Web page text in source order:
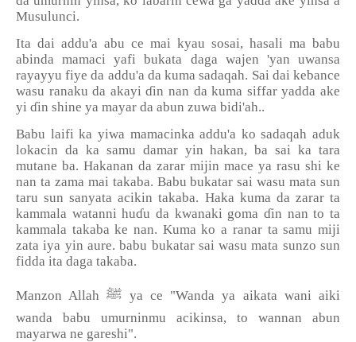
Musulunci.
Ita dai addu'a abu ce mai kyau sosai, hasali ma babu
abinda mamaci yafi bukata daga wajen 'yan uwansa
rayayyu fiye da addu'a da kuma sadaqah. Sai dai kebance
wasu ranaku da akayi ɗin nan da kuma siffar yadda ake
yi ɗin shine ya mayar da abun zuwa bidi'ah..
Babu laifi ka yiwa mamacinka addu'a ko sadaqah aduk
lokacin da ka samu damar yin hakan, ba sai ka tara
mutane ba. Hakanan da zarar mijin mace ya rasu shi ke
nan ta zama mai takaba. Babu bukatar sai wasu mata sun
taru sun sanyata acikin takaba. Haka kuma da zarar ta
kammala watanni huɗu da kwanaki goma ɗin nan to ta
kammala takaba ke nan. Kuma ko a ranar ta samu miji
zata iya yin aure. babu bukatar sai wasu mata sunzo sun
fidda ita daga takaba.
Manzon Allahﷺ ya ce "Wanda ya aikata wani aiki
wanda babu umurninmu acikinsa, to wannan abun
mayarwa ne gareshi".